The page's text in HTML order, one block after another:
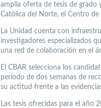
amplia oferta de tesis de grado
Católica del Norte, el Centro de
La Unidad cuenta con
investigadores especializados
una red de colaboración en el
El CBAR selecciona los
período de dos semanas de
su actitud frente a las
Las tesis ofrecidas para el año